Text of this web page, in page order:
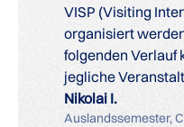
VISP (Visiting
organisiert
folgenden Verlauf
jegliche
Nikolai I.
Auslandssemester,